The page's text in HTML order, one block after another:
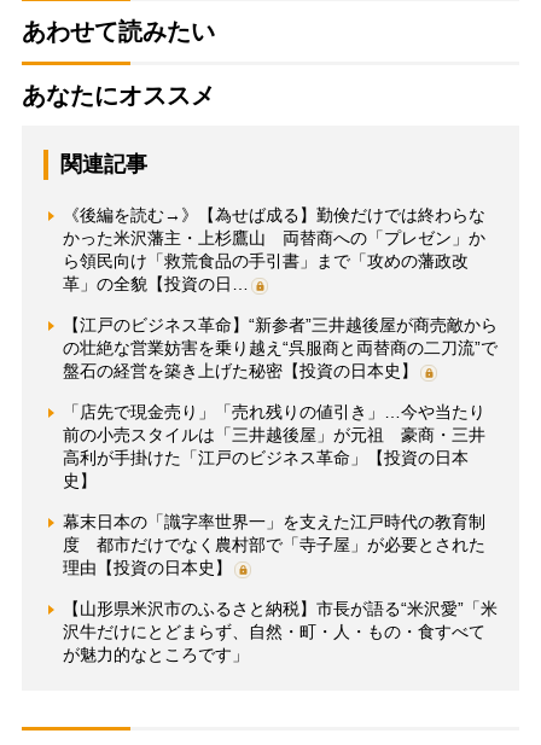
あわせて読みたい
あなたにオススメ
関連記事
《後編を読む→》【為せば成る】勤倹だけでは終わらな
かった米沢藩主・上杉鷹山 両替商への「プレゼン」か
ら領民向け「救荒食品の手引書」まで「攻めの藩政改
革」の全貌【投資の日…
【江戸のビジネス革命】“新参者”三井越後屋が商売敵から
の壮絶な営業妨害を乗り越え“呉服商と両替商の二刀流”で
盤石の経営を築き上げた秘密【投資の日本史】
「店先で現金売り」「売れ残りの値引き」…今や当たり
前の小売スタイルは「三井越後屋」が元祖 豪商・三井
高利が手掛けた「江戸のビジネス革命」【投資の日本
史】
幕末日本の「識字率世界一」を支えた江戸時代の教育制
度 都市だけでなく農村部で「寺子屋」が必要とされた
理由【投資の日本史】
【山形県米沢市のふるさと納税】市長が語る“米沢愛”「米
沢牛だけにとどまらず、自然・町・人・もの・食すべて
が魅力的なところです」